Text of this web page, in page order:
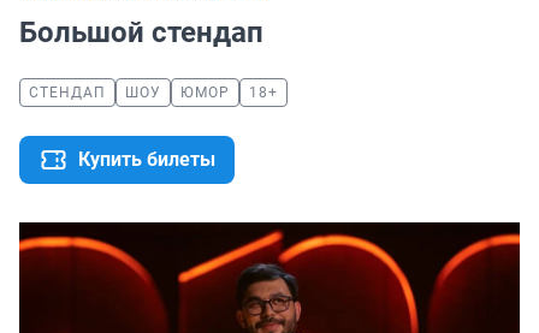
Большой стендап
СТЕНДАП ШОУ ЮМОР 18+
Купить билеты